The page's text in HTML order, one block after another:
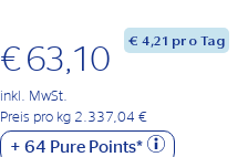
€ 63,10
€4,21 pro Tag
inkl. MwSt.
Preis pro kg 2.337,04 €
+64 Pure Points*